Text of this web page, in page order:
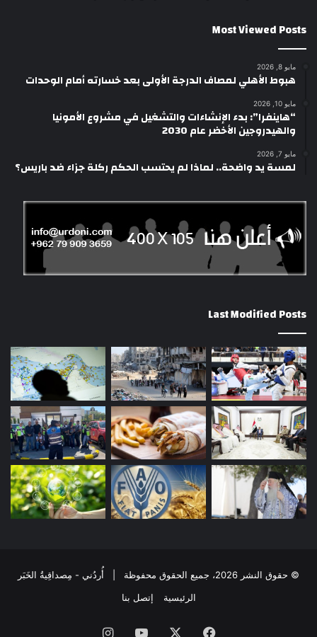
Most Viewed Posts
مايو 8, 2026
هبوط الأهلي لمصاف الدرجة الأولى بعد خسارته أمام الوحدات
مايو 10, 2026
“هاينفرا”: بدء الإنشاءات والتشغيل في مشروع الأمونيا
والهيدروجين الأخضر عام 2030
مايو 7, 2026
لمسة يد واضحة.. لماذا لم يحتسب الحكم ركلة جزاء ضد باريس؟
Last Modified Posts
© حقوق النشر 2026، جميع الحقوق محفوظة | أُردُني - مِصداقِيةُ الخَبَر
الرئيسية
إتصل بنا
فيسبوك ‫YouTube